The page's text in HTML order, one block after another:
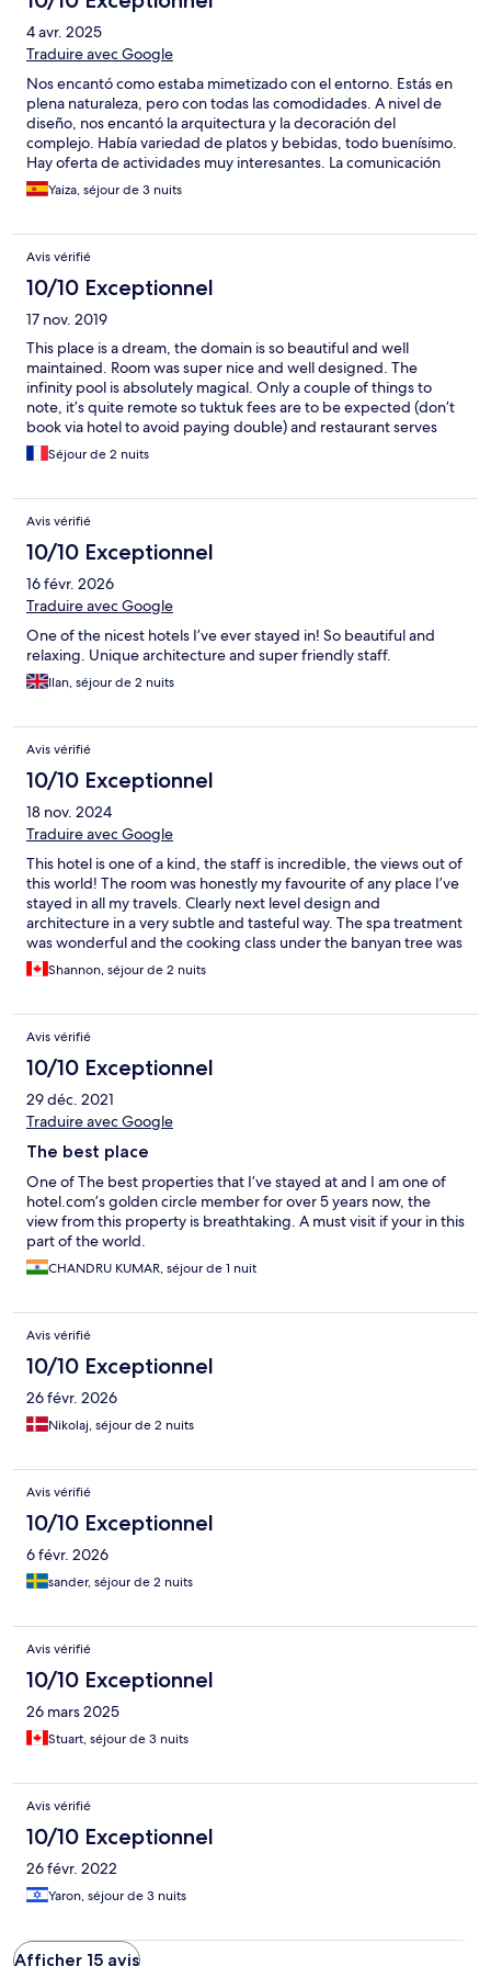
4 avr. 2025
Traduire avec Google
Nos encantó como estaba mimetizado con el entorno. Estás en
plena naturaleza, pero con todas las comodidades. A nivel de
diseño, nos encantó la arquitectura y la decoración del
complejo. Había variedad de platos y bebidas, todo buenísimo.
Hay oferta de actividades muy interesantes. La comunicación
con el personal es fácil y cómoda. Es el lugar ideal para relajarse.
Nosotros fuimos con nuestro propio coche y el acceso es
ningún percance. El acceso está bien señalizado.
Yaiza, séjour de 3 nuits
Avis vérifié
10/10 Exceptionnel
17 nov. 2019
This place is a dream, the domain is so beautiful and well
maintained. Room was super nice and well designed. The
infinity pool is absolutely magical. Only a couple of things to
note, it’s quite remote so tuktuk fees are to be expected (don’t
book via hotel to avoid paying double) and restaurant serves
expensive fusion food only.
Séjour de 2 nuits
Avis vérifié
10/10 Exceptionnel
16 févr. 2026
Traduire avec Google
One of the nicest hotels I’ve ever stayed in! So beautiful and
relaxing. Unique architecture and super friendly staff.
Ilan, séjour de 2 nuits
Avis vérifié
10/10 Exceptionnel
18 nov. 2024
Traduire avec Google
This hotel is one of a kind, the staff is incredible, the views out of
this world! The room was honestly my favourite of any place I’ve
stayed in all my travels. Clearly next level design and
architecture in a very subtle and tasteful way. The spa treatment
was wonderful and the cooking class under the banyan tree was
magical. I wish I had stayed longer and definitely will next time I
am back. I can’t express how fantastic this hotel is thank you for
Shannon, séjour de 2 nuits
Avis vérifié
10/10 Exceptionnel
29 déc. 2021
Traduire avec Google
The best place
One of The best properties that I’ve stayed at and I am one of
hotel.com’s golden circle member for over 5 years now, the
view from this property is breathtaking. A must visit if your in this
part of the world.
CHANDRU KUMAR, séjour de 1 nuit
Avis vérifié
10/10 Exceptionnel
26 févr. 2026
Nikolaj, séjour de 2 nuits
Avis vérifié
10/10 Exceptionnel
6 févr. 2026
sander, séjour de 2 nuits
Avis vérifié
10/10 Exceptionnel
26 mars 2025
Stuart, séjour de 3 nuits
Avis vérifié
10/10 Exceptionnel
26 févr. 2022
Yaron, séjour de 3 nuits
Afficher 15 avis